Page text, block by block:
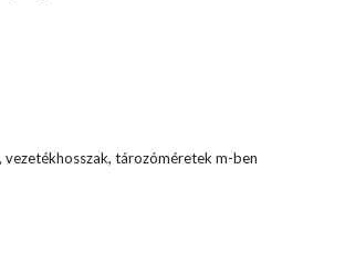
vezetékhosszak, tározóméretek m-ben